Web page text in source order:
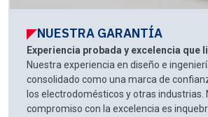
NUESTRA GARANTÍA
Experiencia probada y excelencia que
Nuestra experiencia en diseño e
consolidado como una marca de
los electrodomésticos y otras industrias.
compromiso con la excelencia es